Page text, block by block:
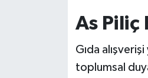
As Piliç
Gıda
toplumsal